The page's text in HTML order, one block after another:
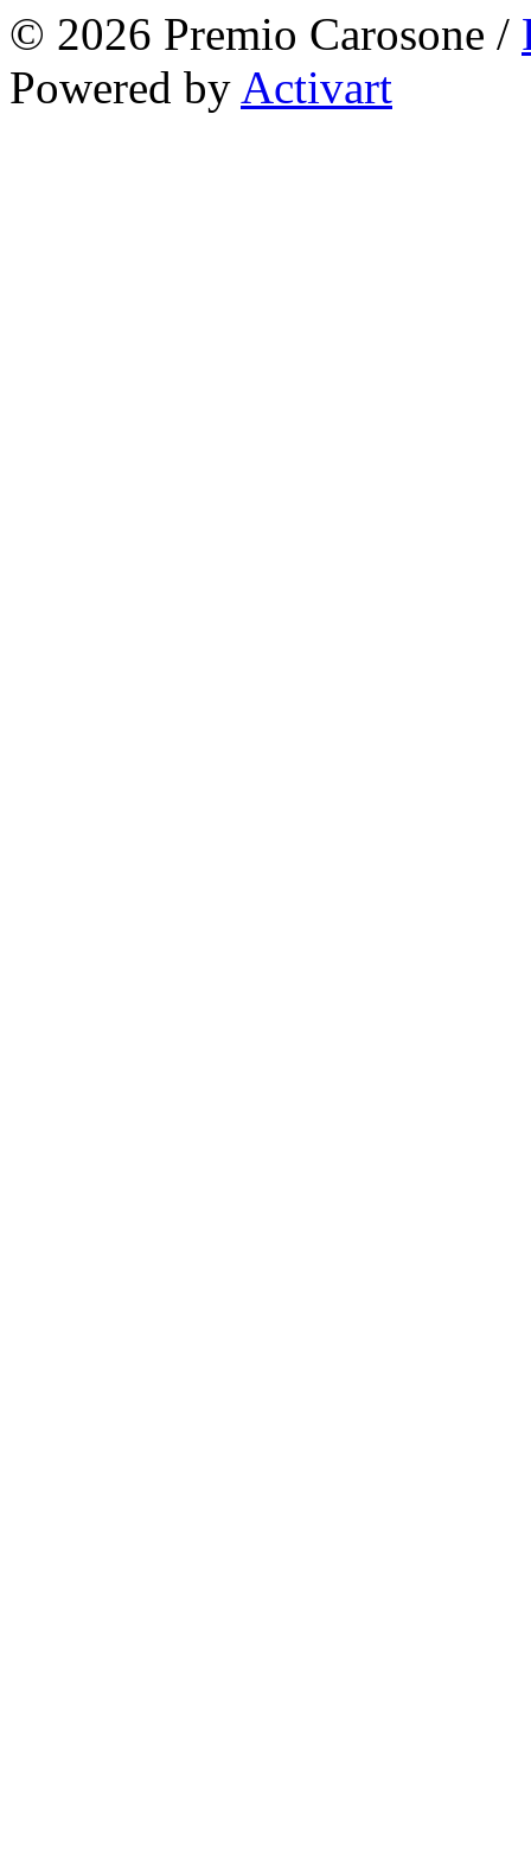
© 2026 Premio Carosone /
Powered by Activart